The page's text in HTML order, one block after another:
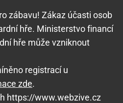
zábavu! Zákaz účasti osob
hře. Ministerstvo financí
hře může vzniknout
registrací u
zde.
https://www.webzive.cz